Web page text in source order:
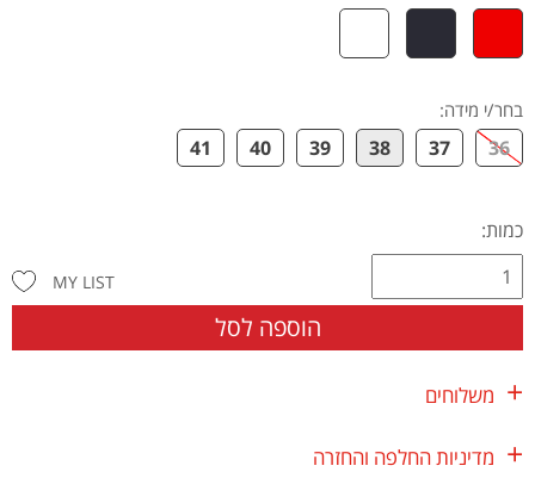
בחר/י מידה:
36
37
38
39
40
41
כמות:
הוספה לסל
MY LIST
משלוחים
מדיניות החלפה והחזרה